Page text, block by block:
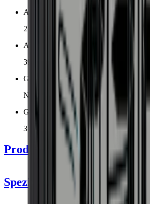
Anzahl der Kühlzonen
2 Zonen
Anzahl der Flaschen (Bordeaux)
39
Geräuschpegel
Niedrig
Garantie
3 Jahre Garantie
Produktdetails
Spezifikationen